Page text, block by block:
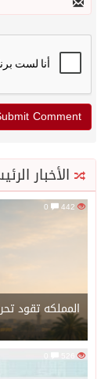
الأخبار
المملكه تقود
526